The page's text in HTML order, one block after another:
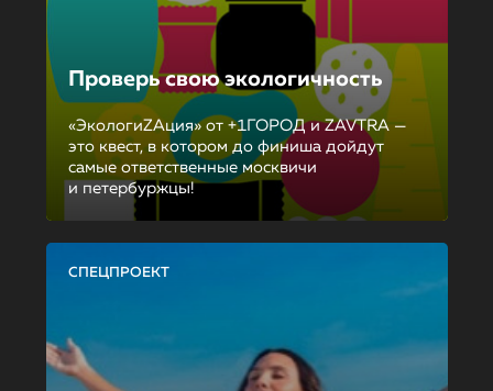
Проверь свою экологичность
«ЭкологиZAция» от +1ГОРОД и ZAVTRA —
это квест, в котором до финиша дойдут
самые ответственные москвичи
и петербуржцы!
СПЕЦПРОЕКТ